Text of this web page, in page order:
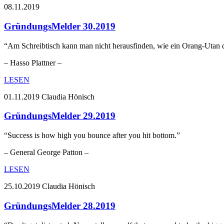
08.11.2019
GründungsMelder 30.2019
“Am Schreibtisch kann man nicht herausfinden, wie ein Orang-Utan
– Hasso Plattner –
LESEN
01.11.2019 Claudia Hönisch
GründungsMelder 29.2019
“Success is how high you bounce after you hit bottom.”
– General George Patton –
LESEN
25.10.2019 Claudia Hönisch
GründungsMelder 28.2019